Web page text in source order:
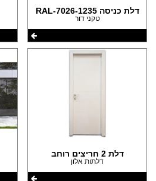
דלת כניסה 1235-RAL-7026
טקני דור
דלת 2 חריצים רוחב
דלתות אלון